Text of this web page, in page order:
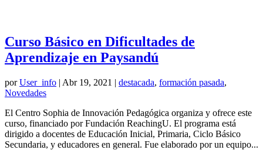
Curso Básico en Dificultades de
Aprendizaje en Paysandú
porUser_info | Abr 19, 2021 | destacada, formación pasada,
Novedades
El Centro Sophia de Innovación Pedagógica organiza y ofrece este
curso, financiado por Fundación ReachingU. El programa está
dirigido a docentes de Educación Inicial, Primaria, Ciclo Básico
Secundaria, y educadores en general. Fue elaborado por un equipo...